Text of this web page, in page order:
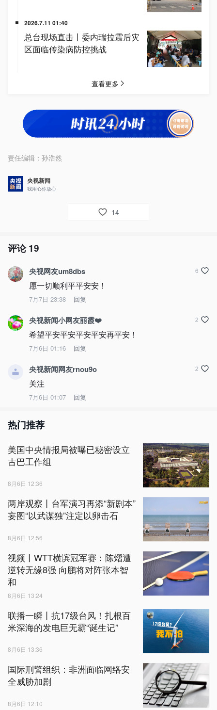
责任编辑： 孙浩然
央视新闻
我用心你放心
14
评论19
央视网友um8dbs
愿一切顺利平平安安！
7月7日 23:38 回复
6
央视新闻小网友丽霞❤️
希望平安平安平安平安再平安！
7月6日 01:16 回复
2
央视新闻网友rnou9o
关注
7月6日 01:07 回复
2
热门推荐
美国中央情报局被曝已秘密设立
古巴工作组
8月6日 12:36
两岸观察丨台军演习再添“新剧本”
妄图“以武谋独”注定以卵击石
8月6日 12:56
视频丨WTT横滨冠军赛：陈熠遭
逆转无缘8强 向鹏将对阵张本智
和
8月6日 13:24
联播一瞬丨抗17级台风！扎根百
米深海的发电巨无霸“诞生记”
8月6日 13:36
国际刑警组织：非洲面临网络安
全威胁加剧
8月6日 12:10